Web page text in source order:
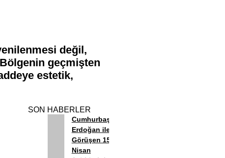
değil,
geçmişten
estetik,
SON HABERLER
Cumhurbaşkanı
Erdoğan ile
Görüşen 15
Nisan